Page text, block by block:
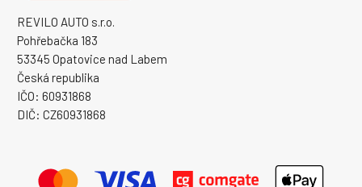
REVILO AUTO s.r.o.
Pohřebačka 183
53345 Opatovice nad Labem
Česká republika
IČO: 60931868
DIČ: CZ60931868